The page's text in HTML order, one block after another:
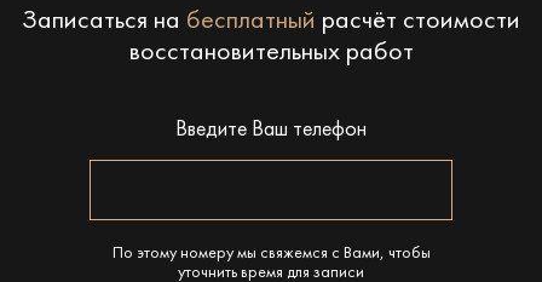
Записаться на бесплатный расчёт стоимости
восстановительных работ
Введите Ваш телефон
По этому номеру мы свяжемся с Вами, чтобы
уточнить время для записи